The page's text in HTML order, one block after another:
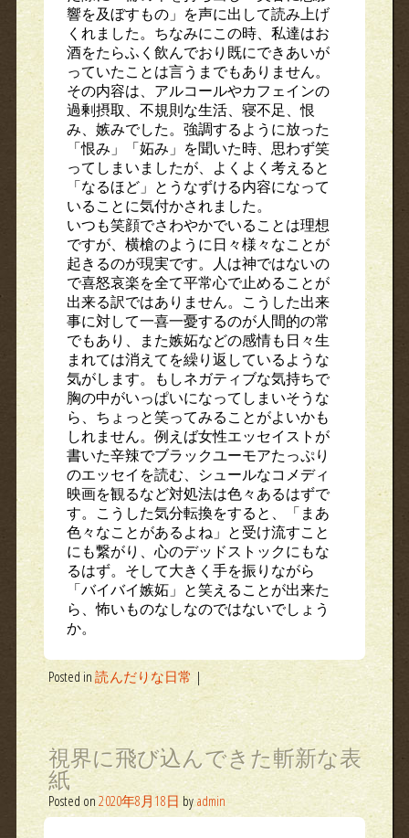
響を及ぼすもの」を声に出して読み上げ
くれました。ちなみにこの時、私達はお
酒をたらふく飲んでおり既にできあいが
っていたことは言うまでもありません。
その内容は、アルコールやカフェインの
過剰摂取、不規則な生活、寝不足、恨
み、嫉みでした。強調するように放った
「恨み」「妬み」を聞いた時、思わず笑
ってしまいましたが、よくよく考えると
「なるほど」とうなずける内容になって
いることに気付かされました。
いつも笑顔でさわやかでいることは理想
ですが、横槍のように日々様々なことが
起きるのが現実です。人は神ではないの
で喜怒哀楽を全て平常心で止めることが
出来る訳ではありません。こうした出来
事に対して一喜一憂するのが人間的の常
でもあり、また嫉妬などの感情も日々生
まれては消えてを繰り返しているような
気がします。もしネガティブな気持ちで
胸の中がいっぱいになってしまいそうな
ら、ちょっと笑ってみることがよいかも
しれません。例えば女性エッセイストが
書いた辛辣でブラックユーモアたっぷり
のエッセイを読む、シュールなコメディ
映画を観るなど対処法は色々あるはずで
す。こうした気分転換をすると、「まあ
色々なことがあるよね」と受け流すこと
にも繋がり、心のデッドストックにもな
るはず。そして大きく手を振りながら
「バイバイ嫉妬」と笑えることが出来た
ら、怖いものなしなのではないでしょう
か。
Posted in読んだりな日常 |
視界に飛び込んできた斬新な表
紙
Posted on2020年8月18日 byadmin